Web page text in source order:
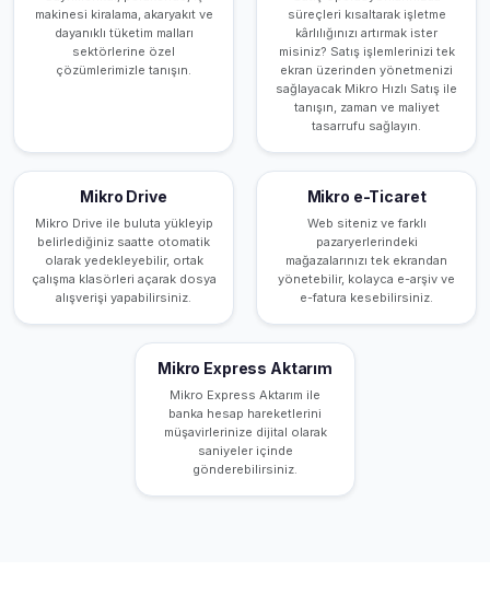
makinesi kiralama, akaryakıt ve
dayanıklı tüketim malları
sektörlerine özel
çözümlerimizle tanışın.
süreçleri kısaltarak işletme
kârlılığınızı artırmak ister
misiniz? Satış işlemlerinizi tek
ekran üzerinden yönetmenizi
sağlayacak Mikro Hızlı Satış ile
tanışın, zaman ve maliyet
tasarrufu sağlayın.
Mikro Drive
Mikro Drive ile buluta yükleyip
belirlediğiniz saatte otomatik
olarak yedekleyebilir, ortak
çalışma klasörleri açarak dosya
alışverişi yapabilirsiniz.
Mikro e-Ticaret
Web siteniz ve farklı
pazaryerlerindeki
mağazalarınızı tek ekrandan
yönetebilir, kolayca e-arşiv ve
e-fatura kesebilirsiniz.
Mikro Express Aktarım
Mikro Express Aktarım ile
banka hesap hareketlerini
müşavirlerinize dijital olarak
saniyeler içinde
gönderebilirsiniz.